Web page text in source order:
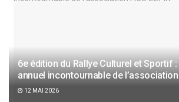
6e édition du Rallye Culturel et Sportif :
annuel incontournable de l’association
12 MAI 2026